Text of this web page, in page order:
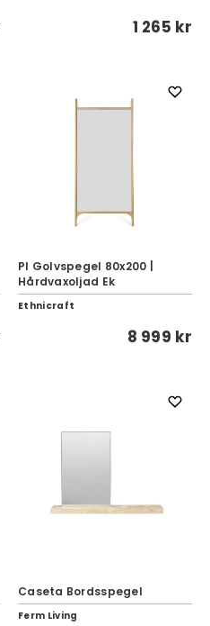
1 265 kr
PI Golvspegel 80x200 |
Hårdvaxoljad Ek
Ethnicraft
8 999 kr
Caseta Bordsspegel
Ferm Living